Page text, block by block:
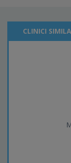
CLINICI